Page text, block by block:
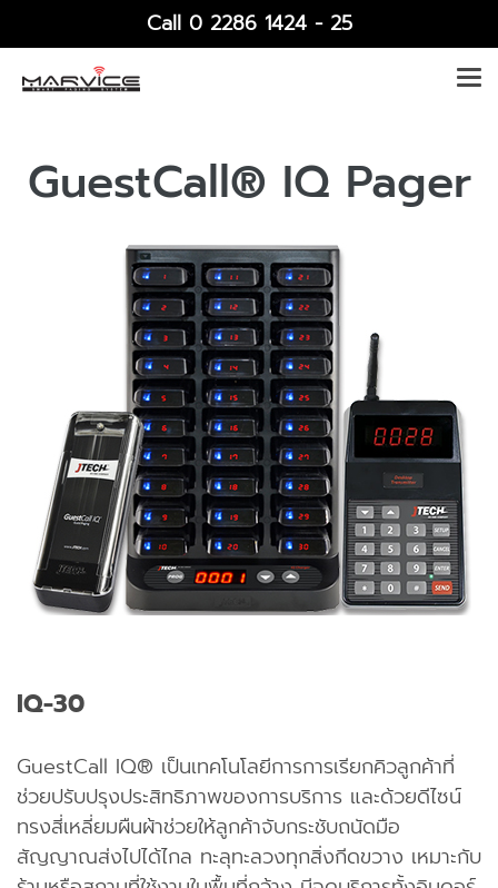
Call 0 2286 1424 - 25
GuestCall® IQ Pager
IQ-30
GuestCall IQ® เป็นเทคโนโลยีการการเรียกคิวลูกค้าที่
ช่วยปรับปรุงประสิทธิภาพของการบริการ และด้วยดีไซน์
ทรงสี่เหลี่ยมผืนผ้าช่วยให้ลูกค้าจับกระชับถนัดมือ
สัญญาณส่งไปได้ไกล ทะลุทะลวงทุกสิ่งกีดขวาง เหมาะกับ